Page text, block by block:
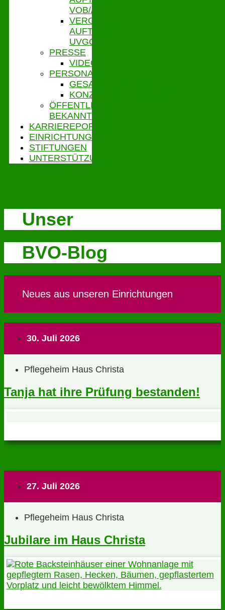
VOB/A
VERGEBENE
AUFTRÄGE
UVGO
PRESSE
VIDEOS
PERSONALVERTRETUNG
GESAMTPERSONALRAT
KONZERNBETRIEBSRAT
ÖFFENTLICHE
BEKANNTMACHUNGEN
KARRIEREPORTAL
EINRICHTUNGEN
STIFTUNGEN
UNTERSTÜTZUNGSPORTAL
Unser
BVO-Blog
Neues aus unseren Einrichtungen
30. Juli 2026
Pflegeheim Haus Christa
Tanja hat ihre Prüfung bestanden!
27. Juli 2026
Pflegeheim Haus Christa
Jubilare im Haus Christa